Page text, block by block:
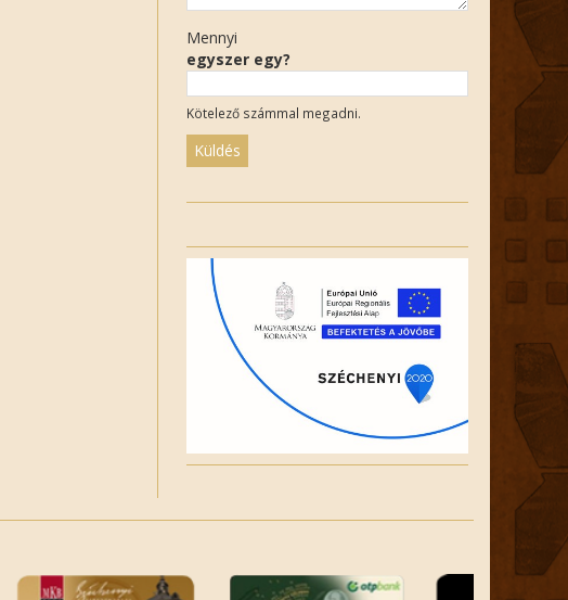
Mennyi
egyszer egy?
Kötelező számmal megadni.
field
empty.